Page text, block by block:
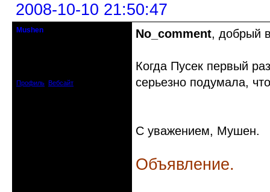
2008-10-10 21:50:47
Mushen
Профиль Вебсайт
No_comment, добрый
Когда Пусек первый
серьезно подумала,
С уважением, Мушен.
Объявление.